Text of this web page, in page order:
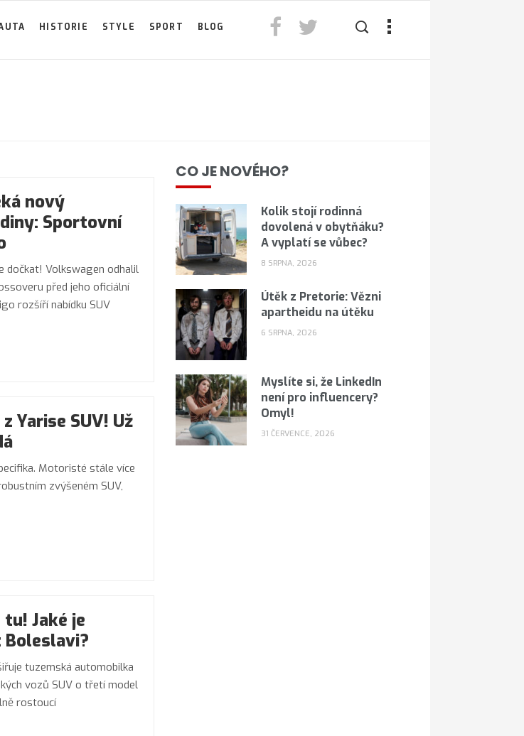
HISTORIE STYLE SPORT BLOG
nový
Sportovní
dočkat! Volkswagen odhalil
před jeho oficiální
rozšíří nabídku SUV
Yarise SUV! Už
Motoristé stále více
zvýšeném SUV,
tu! Jaké je
Boleslavi?
tuzemská automobilka
vozů SUV o třetí model
rostoucí
CO JE NOVÉHO?
Kolik stojí rodinná
dovolená v obytňáku?
A vyplatí se vůbec?
8 SRPNA, 2026
Útěk z Pretorie: Vězni
apartheidu na útěku
6 SRPNA, 2026
Myslíte si, že LinkedIn
není pro influencery?
Omyl!
31 ČERVENCE, 2026